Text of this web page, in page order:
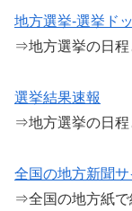
地方選挙-選挙ド
⇒地方選挙の日程
選挙結果速報
⇒地方選挙の日程
全国の地方新聞サ
⇒全国の地方紙で